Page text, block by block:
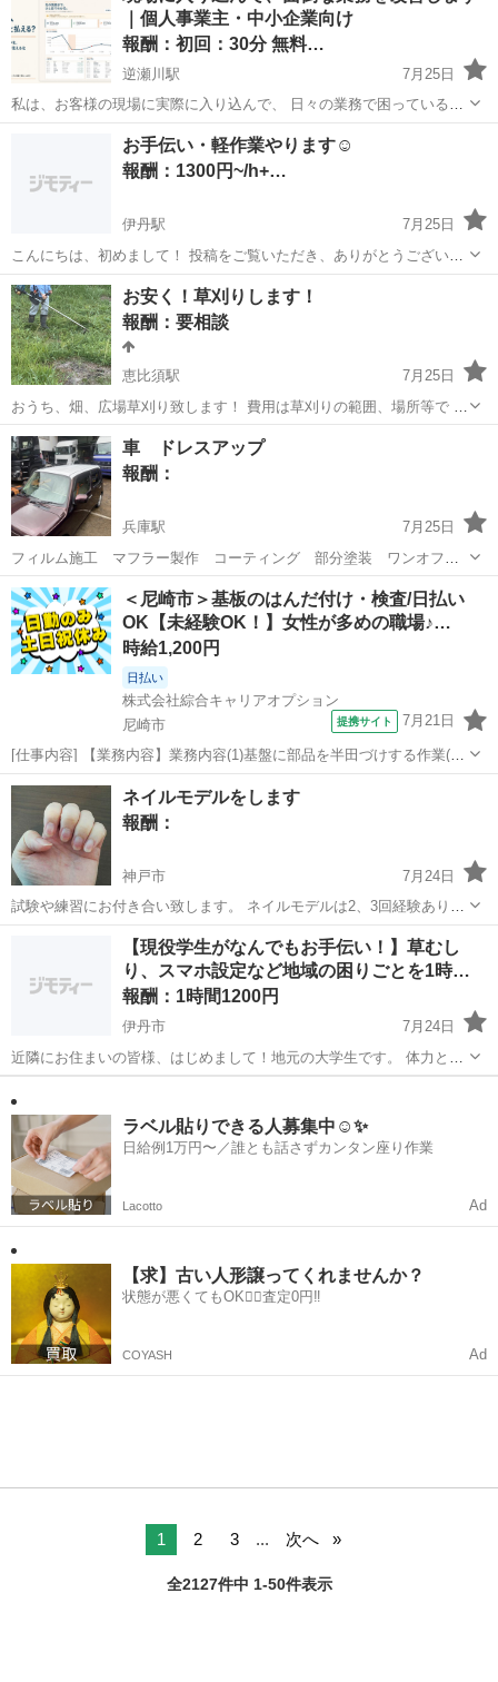
学薬品を...
｜個人事業主・中小企業向け
報酬：初回：30分 無料…
逆瀬川駅
7月25日
私は、お客様の現場に実際に入り込んで、 日々の業務で困っているこ
とをその場で一緒に片付けるサポートをしています。 「AIやITに詳し
い人に、丸ごとお任せする」のではなく、 「今の仕事のやり方を見せ
てもらいながら、一...
逆瀬川駅 手伝いたい/助けたい
お手伝い・軽作業やります☺️
報酬：1300円~/h+…
伊丹駅
7月25日
こんにちは、初めまして！ 投稿をご覧いただき、ありがとうございま
す☺️ お庭の草むしり、片付けのお手伝い、行ってみたいお店の人数合
わせ、お喋りのお相手、お買い物に一緒に行く相手が欲しい(コストコ
会員)……etc ...
兵庫 伊丹市 伊丹駅 手伝いたい/助けたい
お安く！草刈りします！
報酬：要相談
恵比須駅
7月25日
おうち、畑、広場草刈り致します！ 費用は草刈りの範囲、場所等で 相
談させて下さい。 ご予算あればご相談下さい。 個人でやってますの
で、どこよりも1番お安くさせていただきます。 日時 要相談 お問い
合わせは24時間受...
兵庫 三木市 恵比須駅 手伝いたい/助けたい
車 ドレスアップ
報酬：
兵庫駅
7月25日
フィルム施工 マフラー製作 コーティング 部分塗装 ワンオフパ
ーツの製作 部品交換 ‼️店に出すより格安で👍 ‼️即対応 日帰り施工
兵庫 神戸市 兵庫駅 手伝いたい/助けたい
＜尼崎市＞基板のはんだ付け・検査/日払い
OK【未経験OK！】女性が多めの職場♪…
時給1,200円
日払い
株式会社綜合キャリアオプション
尼崎市
提携サイト 7月21日
[仕事内容] 【業務内容】業務内容(1)基盤に部品を半田づけする作業(2)
基板を筆ペンで色塗りする作業(3)実際に電気が流れるかの試験検査(顕
微業など)包装作業【取り扱い製品】テレビ、 カーナビに用いられる基
盤(A5サイズ)...
兵庫 尼崎市 工場
ネイルモデルをします
報酬：
神戸市
7月24日
試験や練習にお付き合い致します。 ネイルモデルは2、3回経験あり。
検定モデルも経験あり。 場所や日時、報酬などはご相談して決めまし
ょう。 2022年1月22日2級検定モデル 6月02日検定モデル ...
手伝いたい/助けたい 鬼滅の刃
【現役学生がなんでもお手伝い！】草むし
り、スマホ設定など地域の困りごとを1時
間…
報酬：1時間1200円
伊丹市
7月24日
近隣にお住まいの皆様、はじめまして！地元の大学生です。 体力とフ
ットワークの軽さには自信があります。礼儀正しく、誠心誠意サポー
トさせていただきます。 大手の便利屋さんに頼むと高くなってしまう
ような「ちょっとした困りごと」を学...
ラベル貼りできる人募集中☺️✨
日給例1万円〜／誰とも話さずカンタン座り作業
Lacotto Ad
【求】古い人形譲ってくれませんか？
状態が悪くてもOK🙆‍♀️査定0円‼️
COYASH Ad
1 2 3 ... 次へ
全2127件中 1-50件表示